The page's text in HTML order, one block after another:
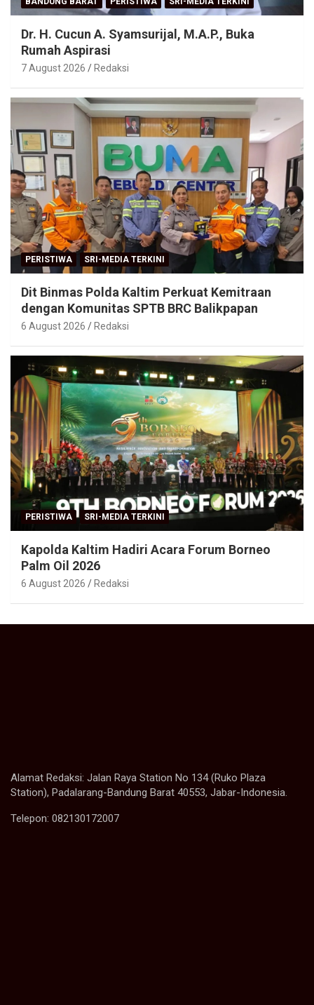
Dr. H. Cucun A. Syamsurijal, M.A.P., Buka
Rumah Aspirasi
7 August 2026 Redaksi
PERISTIWA SRI-MEDIA TERKINI
Dit Binmas Polda Kaltim Perkuat Kemitraan
dengan Komunitas SPTB BRC Balikpapan
6 August 2026 Redaksi
PERISTIWA SRI-MEDIA TERKINI
Kapolda Kaltim Hadiri Acara Forum Borneo
Palm Oil 2026
6 August 2026 Redaksi
Alamat Redaksi: Jalan Raya Station No 134 (Ruko Plaza
Station), Padalarang-Bandung Barat 40553, Jabar-Indonesia.
Telepon: 082130172007